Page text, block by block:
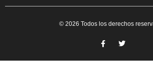
© 2026 Todos los derechos